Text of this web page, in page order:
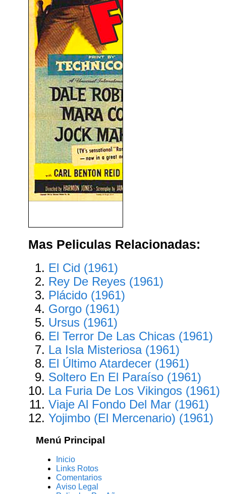
Mas Peliculas Relacionadas:
El Cid (1961)
Rey De Reyes (1961)
Plácido (1961)
Gorgo (1961)
Ursus (1961)
El Terror De Las Chicas (1961)
La Isla Misteriosa (1961)
El Último Atardecer (1961)
Soltero En El Paraíso (1961)
La Furia De Los Vikingos (1961)
Viaje Al Fondo Del Mar (1961)
Yojimbo (El Mercenario) (1961)
Menú Principal
Inicio
Links Rotos
Comentarios
Aviso Legal